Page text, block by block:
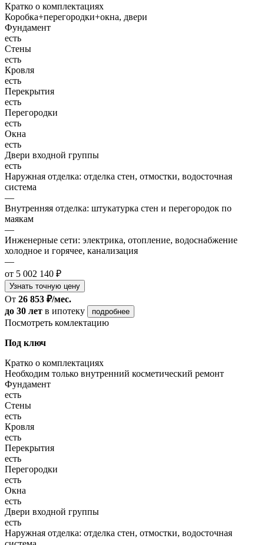
Кратко о комплектациях
Коробка+перегородки+окна, двери
Фундамент
есть
Стены
есть
Кровля
есть
Перекрытия
есть
Перегородки
есть
Окна
есть
Двери входной группы
есть
Наружная отделка: отделка стен, отмостки, водосточная
система
—
Внутренняя отделка: штукатурка стен и перегородок по
маякам
—
Инженерные сети: электрика, отопление, водоснабжение
холодное и горячее, канализация
—
от 5 002 140 ₽
Узнать точную цену
От 26 853 ₽/мес.
до 30 лет в ипотеку подробнее
Посмотреть комлектацию
Под ключ
Кратко о комплектациях
Необходим только внутренний косметический ремонт
Фундамент
есть
Стены
есть
Кровля
есть
Перекрытия
есть
Перегородки
есть
Окна
есть
Двери входной группы
есть
Наружная отделка: отделка стен, отмостки, водосточная